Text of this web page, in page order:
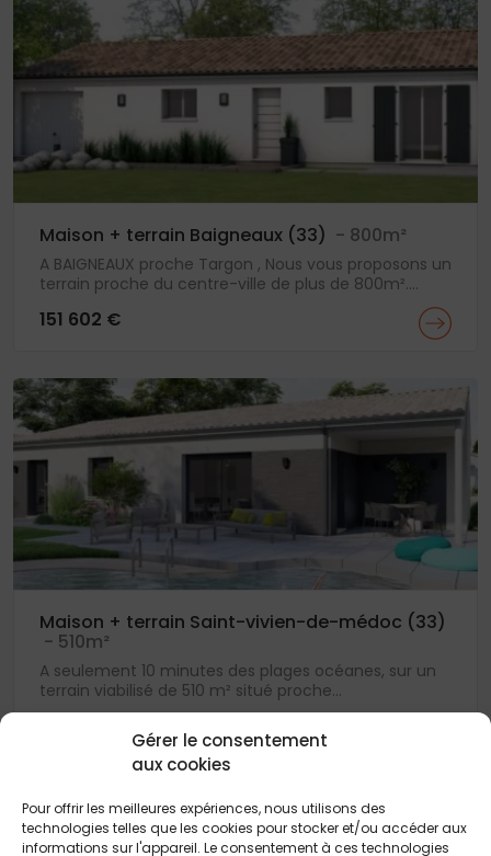
Gérer le consentement
aux cookies
Pour offrir les meilleures expériences, nous utilisons des
technologies telles que les cookies pour stocker et/ou accéder aux
informations sur l'appareil. Le consentement à ces technologies
Maison + terrain Baigneaux (33) - 800m²
A BAIGNEAUX proche Targon , Nous vous proposons un
terrain proche du centre-ville de plus de 800m²....
151 602 €
Maison + terrain Saint-vivien-de-médoc (33)
- 510m²
A seulement 10 minutes des plages océanes, sur un
terrain viabilisé de 510 m² situé proche...